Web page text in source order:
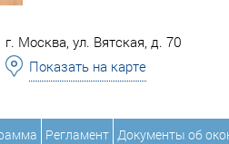
г. Москва, ул. Вятская, д. 70
Показать на карте
Регламент Документы об